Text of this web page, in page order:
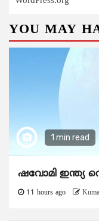
YOU MAY
1 min read
ഷവോമി ഇന്ത്യ
11 hours ago